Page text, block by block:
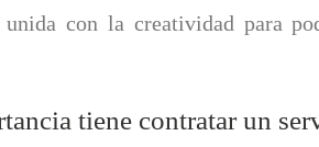
unida con la creatividad para
tiene contratar un